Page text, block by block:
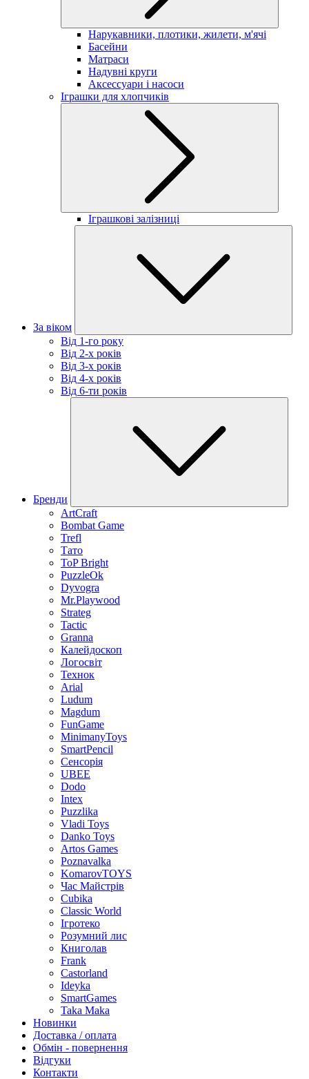
Нарукавники, плотики, жилети, м'ячі
Басейни
Матраси
Надувні круги
Аксессуари і насоси
Іграшки для хлопчиків
Іграшкові залізниці
За віком
Від 1-го року
Від 2-х років
Від 3-х років
Від 4-х років
Від 6-ти років
Бренди
ArtCraft
Bombat Game
Trefl
Тато
ToP Bright
PuzzleOk
Dyvogra
Mr.Playwood
Strateg
Tactic
Granna
Калейдоскоп
Логосвіт
Технок
Arial
Ludum
Magdum
FunGame
MinimanyToys
SmartPencil
Сенсорія
UBEE
Dodo
Intex
Puzzlika
Vladi Toys
Danko Toys
Artos Games
Poznavalka
KomarovTOYS
Час Майстрів
Cubika
Classic World
Ігротеко
Розумний лис
Книголав
Frank
Castorland
Ideyka
SmartGames
Taka Maka
Новинки
Доставка / оплата
Обмін - повернення
Відгуки
Контакти